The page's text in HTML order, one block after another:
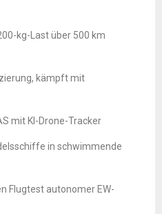
kg-Last über 500 km
kämpft mit
mit KI-Drone-Tracker
in schwimmende
Flugtest autonomer EW-